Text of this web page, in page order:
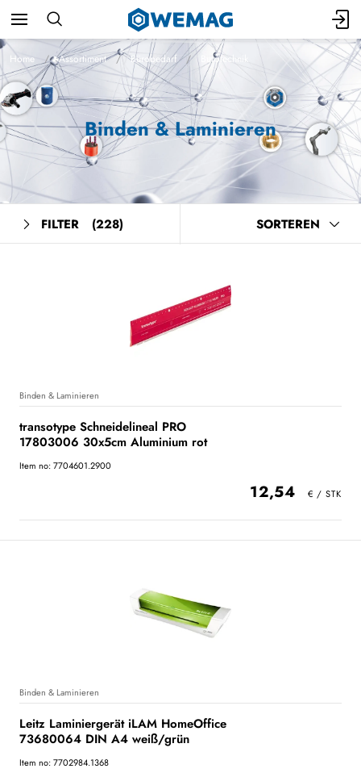
Home Assortiment Bürobedarf Bürotechnik
Binden & Laminieren
FILTER (228) SORTEREN
Binden & Laminieren
transotype Schneidelineal PRO
17803006 30x5cm Aluminium rot
Item no: 7704601.2900
12,54
Binden & Laminieren
Leitz Laminiergerät iLAM HomeOffice
73680064 DIN A4 weiß/grün
Item no: 7702984.1368